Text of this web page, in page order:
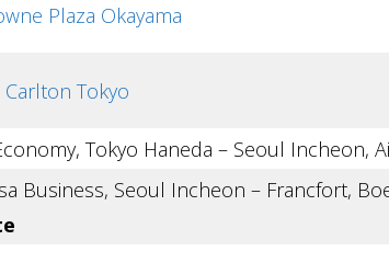
Plaza Okayama
Carlton Tokyo
Tokyo Haneda – Seoul Incheon,
Business, Seoul Incheon – Francfort,